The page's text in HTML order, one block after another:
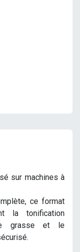
sur machines à
ce format
la tonification
grasse et le